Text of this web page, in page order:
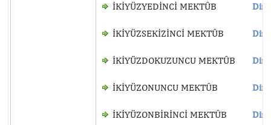
İKİYÜZYEDİNCİ MEKTÛB
İKİYÜZSEKİZİNCİ MEKTÛB
İKİYÜZDOKUZUNCU MEKTÛB
İKİYÜZONUNCU MEKTÛB
İKİYÜZONBİRİNCİ MEKTÛB